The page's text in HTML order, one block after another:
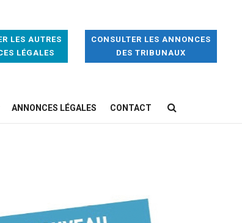
LES AUTRES
LÉGALES
CONSULTER LES ANNONCES
DES TRIBUNAUX
ANNONCES LÉGALES CONTACT